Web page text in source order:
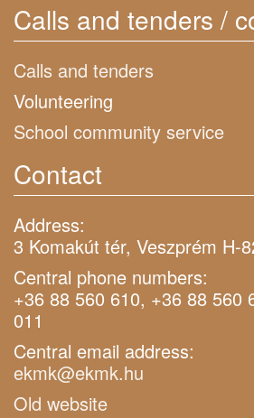
Calls and tenders /
Calls and tenders
Volunteering
School community service
Contact
Address:
3 Komakút tér, Veszprém H-
Central phone numbers:
+36 88 560 610, +36 88 560
011
Central email address:
ekmk@ekmk.hu
Old website